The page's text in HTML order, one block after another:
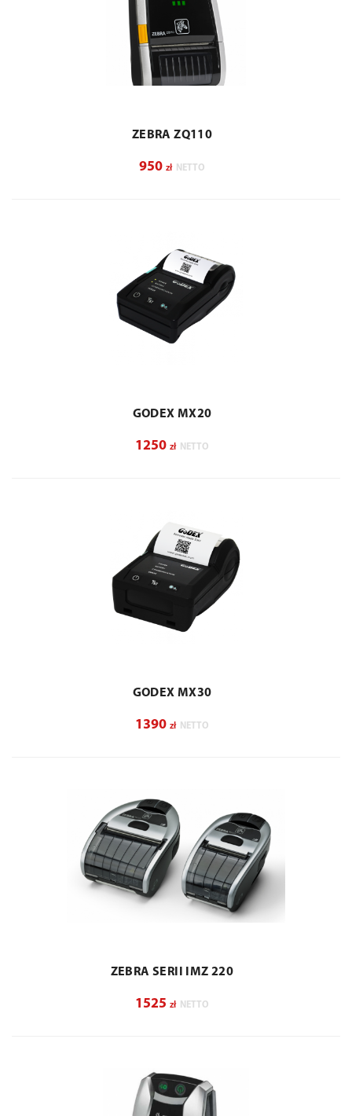
ZEBRA ZQ110
950 zł NETTO
GODEX MX20
1250 zł NETTO
GODEX MX30
1390 zł NETTO
ZEBRA SERII IMZ 220
1525 zł NETTO